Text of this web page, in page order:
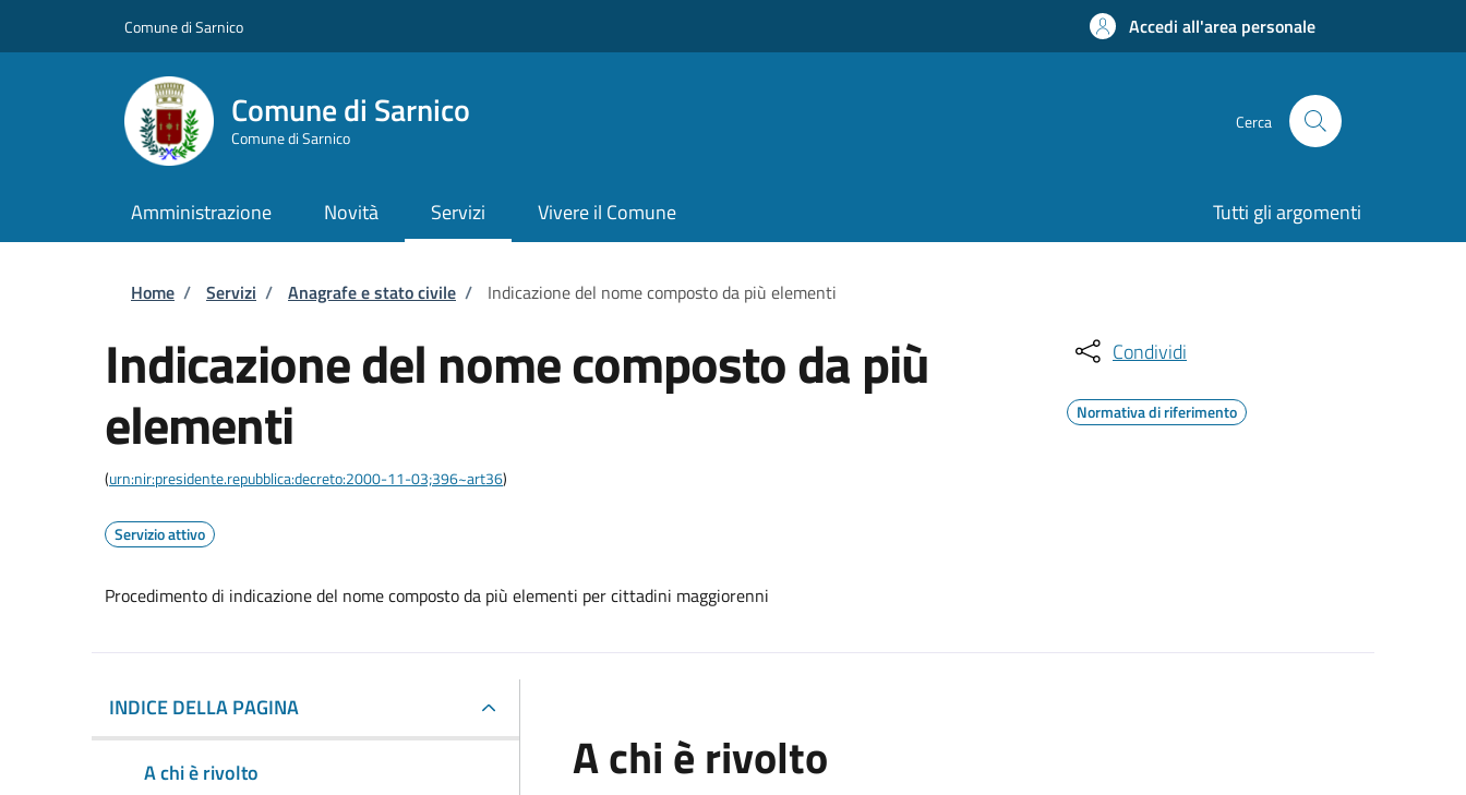
Comune di Sarnico Accedi all'area personale
Comune di Sarnico
Comune di Sarnico
Cerca
Amministrazione Novità Servizi Vivere il Comune Tutti gli argomenti
Briciole di pane
Home / Servizi / Anagrafe e stato civile / Indicazione del nome composto da più elementi
Indicazione del nome composto da più
elementi
(urn:nir:presidente.repubblica:decreto:2000-11-03;396~art36)
Servizio attivo
Procedimento di indicazione del nome composto da più elementi per cittadini maggiorenni
Condividi
Normativa di riferimento
INDICE DELLA PAGINA
A chi è rivolto
A chi è rivolto